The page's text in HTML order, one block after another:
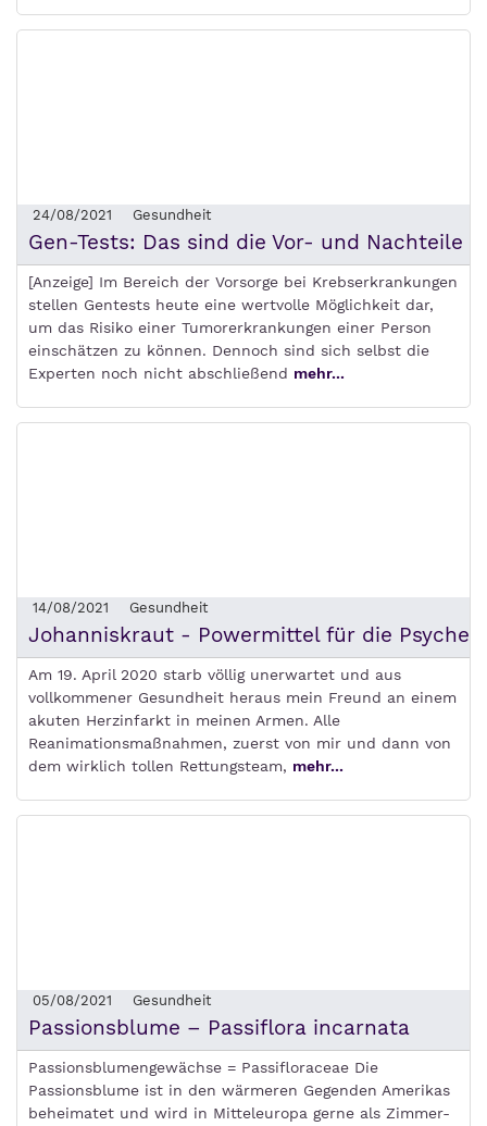
24/08/2021 Gesundheit
Gen-Tests: Das sind die Vor- und Nachteile
[Anzeige] Im Bereich der Vorsorge bei Krebserkrankungen
stellen Gentests heute eine wertvolle Möglichkeit dar,
um das Risiko einer Tumorerkrankungen einer Person
einschätzen zu können. Dennoch sind sich selbst die
Experten noch nicht abschließend mehr...
14/08/2021 Gesundheit
Johanniskraut - Powermittel für die Psyche
Am 19. April 2020 starb völlig unerwartet und aus
vollkommener Gesundheit heraus mein Freund an einem
akuten Herzinfarkt in meinen Armen. Alle
Reanimationsmaßnahmen, zuerst von mir und dann von
dem wirklich tollen Rettungsteam, mehr...
05/08/2021 Gesundheit
Passionsblume – Passiflora incarnata
Passionsblumengewächse = Passifloraceae Die
Passionsblume ist in den wärmeren Gegenden Amerikas
beheimatet und wird in Mitteleuropa gerne als Zimmer-